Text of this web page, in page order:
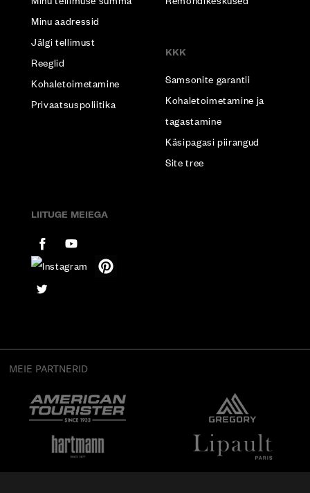
Minu aadressid
Jälgi tellimust
Reeglid
Kohaletoimetamine
Privaatsuspoliitika
KKK
Samsonite garantii
Kohaletoimetamine ja
tagastamine
Käsipagasi piirangud
Site tree
LIITUGE MEIEGA
MEIE PARTNERID